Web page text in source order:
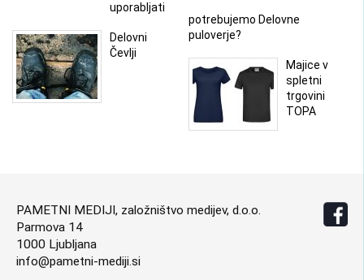
uporabljati
potrebujemo Delovne
puloverje?
Delovni
Čevlji
Majice v
spletni
trgovini
TOPA
PAMETNI MEDIJI, založništvo medijev, d.o.o.
Parmova 14
1000 Ljubljana
info@pametni-mediji.si